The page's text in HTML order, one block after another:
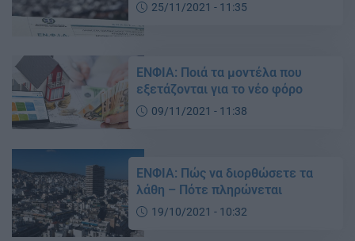
25/11/2021 - 11:35
ΕΝΦΙΑ: Ποιά τα μοντέλα που
εξετάζονται για το νέο φόρο
09/11/2021 - 11:38
ΕΝΦΙΑ: Πώς να διορθώσετε τα
λάθη – Πότε πληρώνεται
19/10/2021 - 10:32